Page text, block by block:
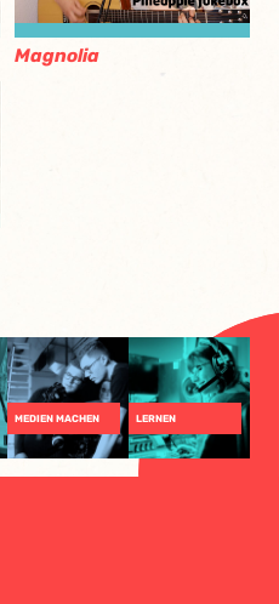
Magnolia
MEDIEN MACHEN LERNEN